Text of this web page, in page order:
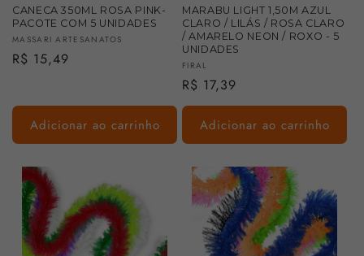
CANECA 350ML ROSA PINK-
PACOTE COM 5 UNIDADES
Fornecedor:
MASSARI ARTESANATOS
Preço
R$ 15,49
Adicionar ao carrinho
MARABU LIGHT 1,50M AZUL
CLARO / LILÁS / ROSA CLARO
/ AMARELO NEON / ROXO - 5
UNIDADES
Fornecedor:
FIRAL
Preço
normal
R$ 17,39
Adicionar ao carrinho